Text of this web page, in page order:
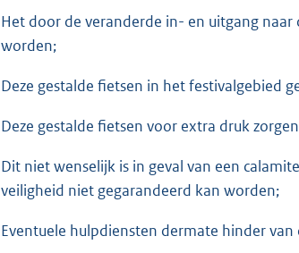
Het door de veranderde in- en uitgang
worden;
Deze gestalde fietsen in het festivalgebied
Deze gestalde fietsen voor extra druk
Dit niet wenselijk is in geval van een
veiligheid niet gegarandeerd kan worden;
Eventuele hulpdiensten dermate hinder